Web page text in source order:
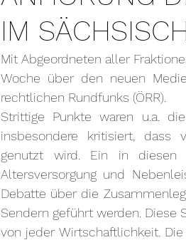
IM
Mit Abgeordneten aller
Woche über den neuen
rechtlichen Rundfunks (ÖRR).
Strittige Punkte waren u.a.
insbesondere kritisiert, dass
genutzt wird. Ein in diesen
Altersversorgung und
Debatte über die
Sendern geführt werden. Diese
von jeder Wirtschaftlichkeit.